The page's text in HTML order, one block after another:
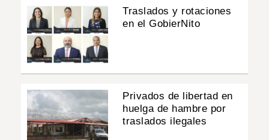
Traslados y rotaciones
en el GobierNito
Privados de libertad en
huelga de hambre por
traslados ilegales